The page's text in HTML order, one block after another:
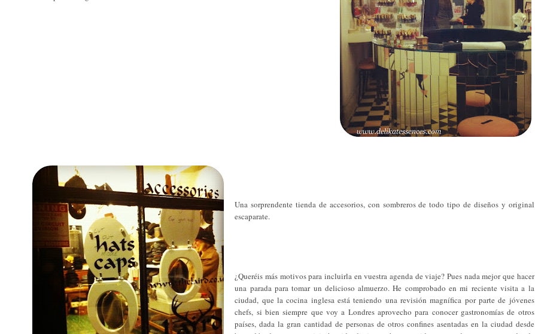
Una sorprendente tienda de accesorios, con sombreros de todo tipo de diseños y original
escaparate.
¿Queréis más motivos para incluirla en vuestra agenda de viaje? Pues nada mejor que hacer
una parada para tomar un delicioso almuerzo. He comprobado en mi reciente visita a la
ciudad, que la cocina inglesa está teniendo una revisión magnífica por parte de jóvenes
chefs, si bien siempre que voy a Londres aprovecho para conocer gastronomías de otros
países, dada la gran cantidad de personas de otros confines asentadas en la ciudad desde